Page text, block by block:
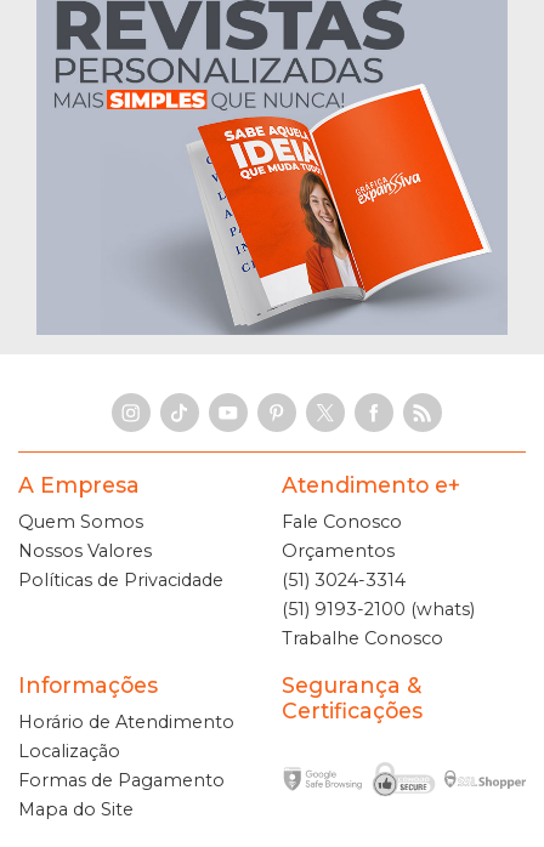
A Empresa
Quem Somos
Nossos Valores
Políticas de Privacidade
Atendimento e+
Fale Conosco
Orçamentos
(51) 3024-3314
(51) 9193-2100 (whats)
Trabalhe Conosco
Informações
Horário de Atendimento
Localização
Formas de Pagamento
Mapa do Site
Segurança &
Certificações